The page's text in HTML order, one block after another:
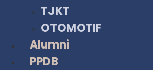
TJKT
OTOMOTIF
Alumni
PPDB